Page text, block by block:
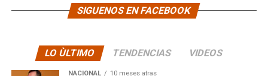
SIGUENOS EN FACEBOOK
LO ÙLTIMO TENDENCIAS VIDEOS
NACIONAL 10 meses atras